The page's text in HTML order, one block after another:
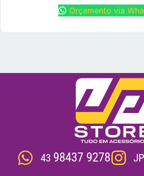
Orçamento via
43 98437 9278